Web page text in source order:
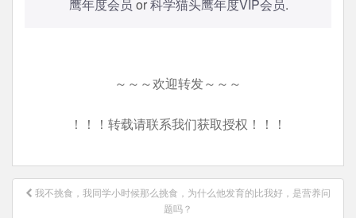
鹰年度会员 or科学猫头鹰年度VIP会员.
～～～欢迎转发～～～
！！！转载请联系我们获取授权！！！
文 我不挑食，我同学小时候那么挑食，为什么他发育的比我好，是营养问
题吗？